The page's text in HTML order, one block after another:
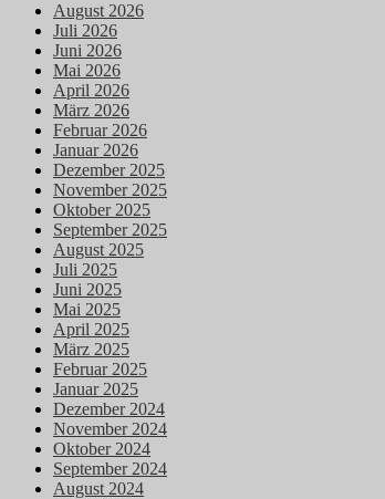
August 2026
Juli 2026
Juni 2026
Mai 2026
April 2026
März 2026
Februar 2026
Januar 2026
Dezember 2025
November 2025
Oktober 2025
September 2025
August 2025
Juli 2025
Juni 2025
Mai 2025
April 2025
März 2025
Februar 2025
Januar 2025
Dezember 2024
November 2024
Oktober 2024
September 2024
August 2024